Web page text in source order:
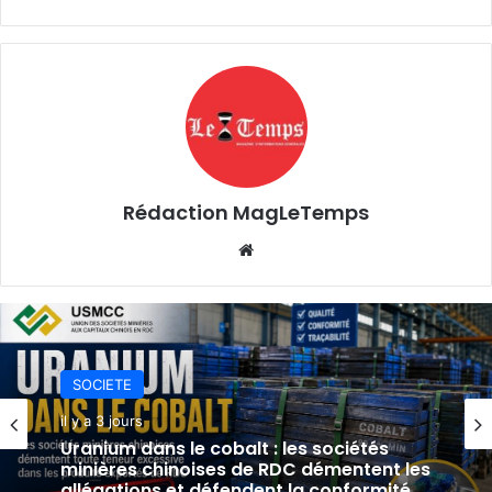
Rédaction MagLeTemps
SOCIETE
il y a 3 jours
SOCIETE
il y a 3 jours